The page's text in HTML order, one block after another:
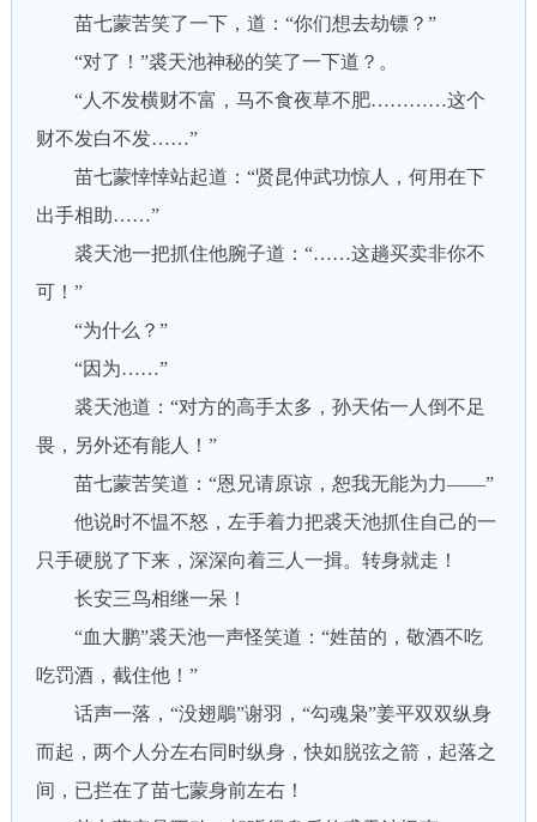
苗七蒙苦笑了一下，道：“你们想去劫镖？”
“对了！”裘天池神秘的笑了一下道？。
“人不发横财不富，马不食夜草不肥…………这个
财不发白不发……”
苗七蒙悻悻站起道：“贤昆仲武功惊人，何用在下
出手相助……”
裘天池一把抓住他腕子道：“……这趟买卖非你不
可！”
“为什么？”
“因为……”
裘天池道：“对方的高手太多，孙天佑一人倒不足
畏，另外还有能人！”
苗七蒙苦笑道：“恩兄请原谅，恕我无能为力——”
他说时不愠不怒，左手着力把裘天池抓住自己的一
只手硬脱了下来，深深向着三人一揖。转身就走！
长安三鸟相继一呆！
“血大鹏”裘天池一声怪笑道：“姓苗的，敬酒不吃
吃罚酒，截住他！”
话声一落，“没翅鵰”谢羽，“勾魂枭”姜平双双纵身
而起，两个人分左右同时纵身，快如脱弦之箭，起落之
间，已拦在了苗七蒙身前左右！